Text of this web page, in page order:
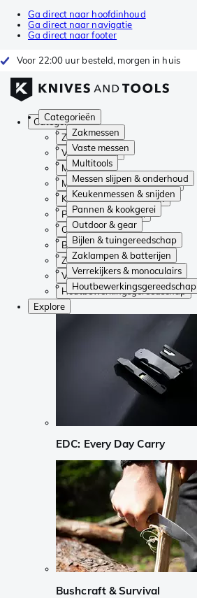
Ga direct naar hoofdinhoud
Ga direct naar navigatie
Ga direct naar footer
Voor 22:00 uur besteld, morgen in huis
Categorieën
Zakmessen
Vaste messen
Multitools
Messen slijpen & onderhoud
Keukenmessen & snijden
Pannen & kookgerei
Outdoor & gear
Bijlen & tuingereedschap
Zaklampen & batterijen
Verrekijkers & monoculairs
Houtbewerkingsgereedschap
Categorieën
Zakmessen
Vaste messen
Multitools
Messen slijpen & onderhoud
Keukenmessen & snijden
Pannen & kookgerei
Outdoor & gear
Bijlen & tuingereedschap
Zaklampen & batterijen
Verrekijkers & monoculairs
Houtbewerkingsgereedschap
Explore
EDC: Every Day Carry
Bushcraft & Survival